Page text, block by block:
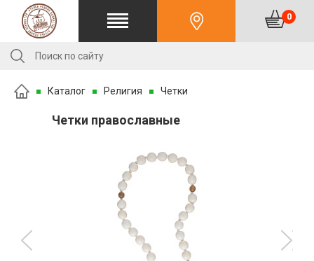
0
Каталог Религия Четки
Четки православные